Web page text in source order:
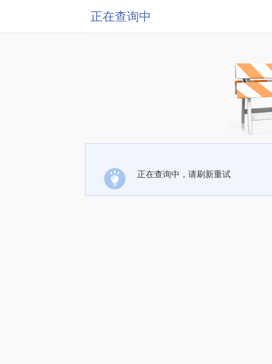
正在查询中
正在查询中，请刷新重试